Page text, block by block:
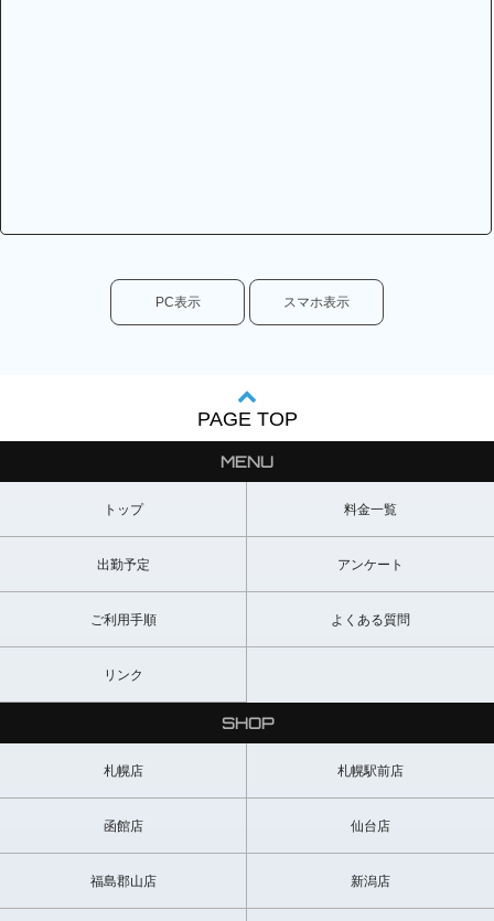
PC表示 スマホ表示
PAGE TOP
MENU
トップ 料金一覧
出勤予定 アンケート
ご利用手順 よくある質問
リンク
SHOP
札幌店 札幌駅前店
函館店 仙台店
福島郡山店 新潟店